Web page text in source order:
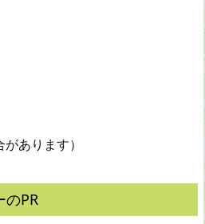
あります）
のPR